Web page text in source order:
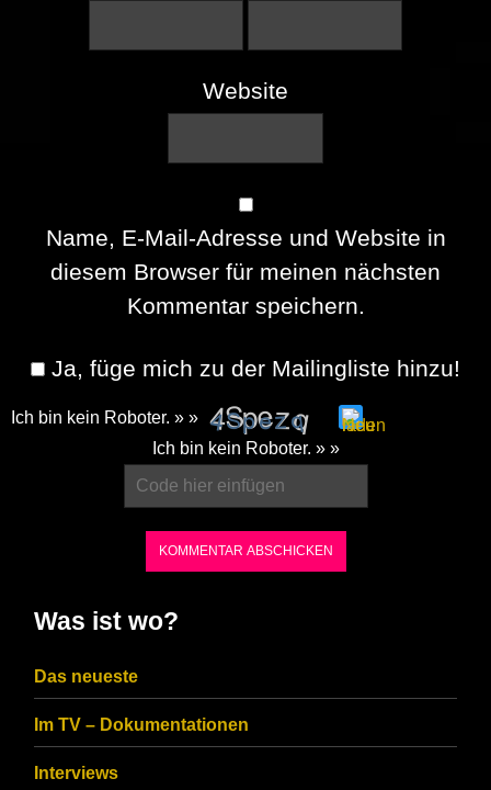
Website
Name, E-Mail-Adresse und Website in
diesem Browser für meinen nächsten
Kommentar speichern.
Ja, füge mich zu der Mailingliste hinzu!
Ich bin kein Roboter. » »
CAPTCHA
ensure
that
Ich bin kein Roboter. » »
Was ist wo?
Das neueste
Im TV – Dokumentationen
Interviews